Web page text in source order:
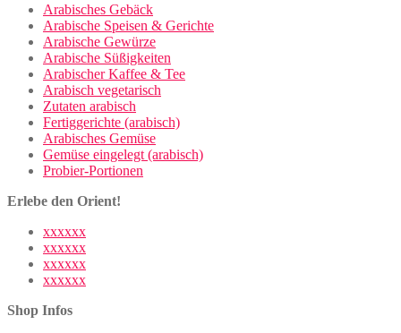
Arabisches Gebäck
Arabische Speisen & Gerichte
Arabische Gewürze
Arabische Süßigkeiten
Arabischer Kaffee & Tee
Arabisch vegetarisch
Zutaten arabisch
Fertiggerichte (arabisch)
Arabisches Gemüse
Gemüse eingelegt (arabisch)
Probier-Portionen
Erlebe den Orient!
xxxxxx
xxxxxx
xxxxxx
xxxxxx
Shop Infos